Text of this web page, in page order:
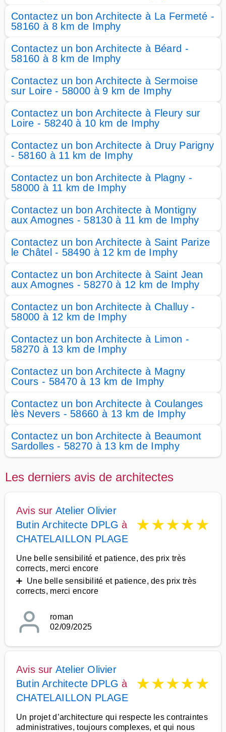
Contactez un bon Architecte à La Fermeté -
58160 à 8 km de Imphy
Contactez un bon Architecte à Béard -
58160 à 8 km de Imphy
Contactez un bon Architecte à Sermoise
sur Loire - 58000 à 9 km de Imphy
Contactez un bon Architecte à Fleury sur
Loire - 58240 à 10 km de Imphy
Contactez un bon Architecte à Druy Parigny
- 58160 à 11 km de Imphy
Contactez un bon Architecte à Plagny -
58000 à 11 km de Imphy
Contactez un bon Architecte à Montigny
aux Amognes - 58130 à 11 km de Imphy
Contactez un bon Architecte à Saint Parize
le Châtel - 58490 à 12 km de Imphy
Contactez un bon Architecte à Saint Jean
aux Amognes - 58270 à 12 km de Imphy
Contactez un bon Architecte à Challuy -
58000 à 12 km de Imphy
Contactez un bon Architecte à Limon -
58270 à 13 km de Imphy
Contactez un bon Architecte à Magny
Cours - 58470 à 13 km de Imphy
Contactez un bon Architecte à Coulanges
lès Nevers - 58660 à 13 km de Imphy
Contactez un bon Architecte à Beaumont
Sardolles - 58270 à 13 km de Imphy
Les derniers avis de architectes
Avis sur Atelier Olivier
Butin Architecte DPLG à
CHATELAILLON PLAGE
★★★★★
Une belle sensibilité et patience, des prix très
corrects, merci encore
➕ Une belle sensibilité et patience, des prix très
corrects, merci encore
roman
02/09/2025
Avis sur Atelier Olivier
Butin Architecte DPLG à
CHATELAILLON PLAGE
★★★★★
Un projet d’architecture qui respecte les contraintes
administratives, toujours complexes, et qui nous